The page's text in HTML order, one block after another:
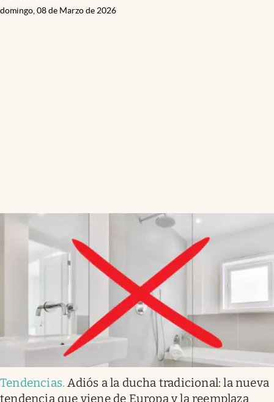
domingo, 08 de Marzo de 2026
Tendencias.Adiós a la ducha tradicional: la nueva
tendencia que viene de Europa y la reemplaza